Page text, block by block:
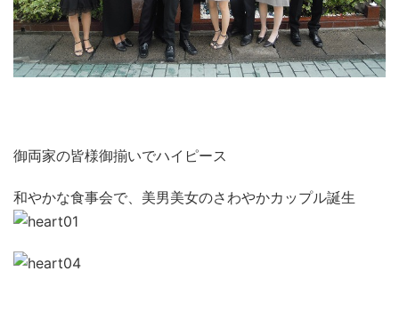
御両家の皆様御揃いでハイピース
和やかな食事会で、美男美女のさわやかカップル誕生